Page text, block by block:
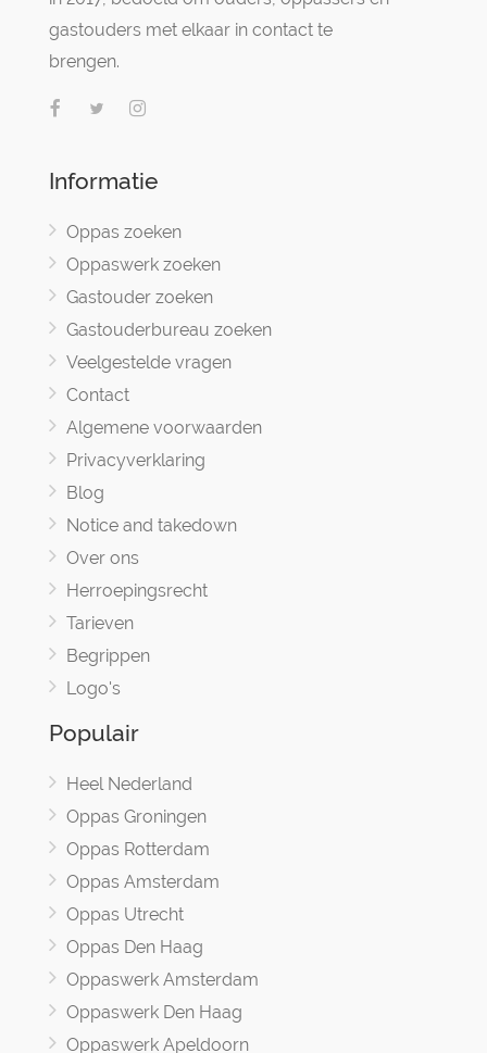
gastouders met elkaar in contact te
brengen.
Informatie
Oppas zoeken
Oppaswerk zoeken
Gastouder zoeken
Gastouderbureau zoeken
Veelgestelde vragen
Contact
Algemene voorwaarden
Privacyverklaring
Blog
Notice and takedown
Over ons
Herroepingsrecht
Tarieven
Begrippen
Logo's
Populair
Heel Nederland
Oppas Groningen
Oppas Rotterdam
Oppas Amsterdam
Oppas Utrecht
Oppas Den Haag
Oppaswerk Amsterdam
Oppaswerk Den Haag
Oppaswerk Apeldoorn